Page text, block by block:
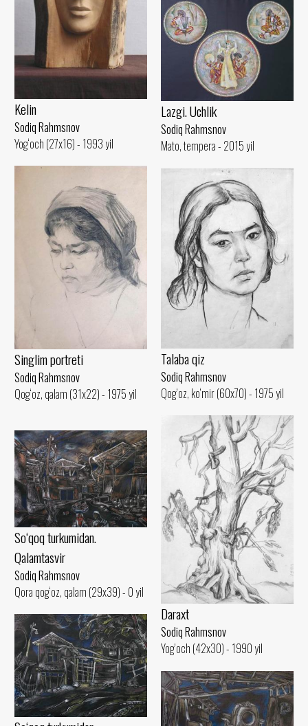
Kelin
Sodiq Rahmsnov
Yog‘och (27x16) - 1993 yil
Lazgi. Uchlik
Sodiq Rahmsnov
Mato, tempera - 2015 yil
Singlim portreti
Sodiq Rahmsnov
Qog‘oz, qalam (31x22) - 1975 yil
Talaba qiz
Sodiq Rahmsnov
Qog‘oz, ko‘mir (60x70) - 1975 yil
Daraxt
Sodiq Rahmsnov
Yog‘och (42x30) - 1990 yil
So‘qoq turkumidan.
Qalamtasvir
Sodiq Rahmsnov
Qora qog‘oz, qalam (29x39) - 0 yil